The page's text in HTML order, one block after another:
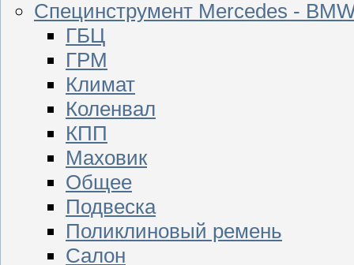
Специнструмент Mercedes -
ГБЦ
ГРМ
Климат
Коленвал
КПП
Маховик
Общее
Подвеска
Поликлиновый ремень
Салон